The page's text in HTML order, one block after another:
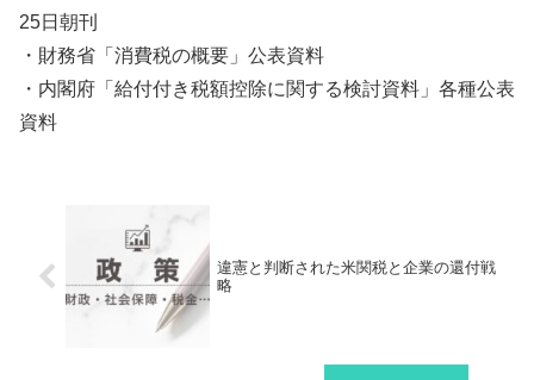
25日朝刊
・財務省「消費税の概要」公表資料
・内閣府「給付付き税額控除に関する検討資料」各種公表
資料
違憲と判断された米関税と企業の還付戦
略